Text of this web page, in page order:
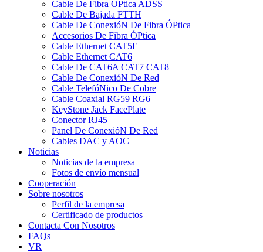
Cable De Fibra ÓPtica ADSS
Cable De Bajada FTTH
Cable De ConexióN De Fibra ÓPtica
Accesorios De Fibra ÓPtica
Cable Ethernet CAT5E
Cable Ethernet CAT6
Cable De CAT6A CAT7 CAT8
Cable De ConexióN De Red
Cable TelefóNico De Cobre
Cable Coaxial RG59 RG6
KeyStone Jack FacePlate
Conector RJ45
Panel De ConexióN De Red
Cables DAC y AOC
Noticias
Noticias de la empresa
Fotos de envío mensual
Cooperación
Sobre nosotros
Perfil de la empresa
Certificado de productos
Contacta Con Nosotros
FAQs
VR